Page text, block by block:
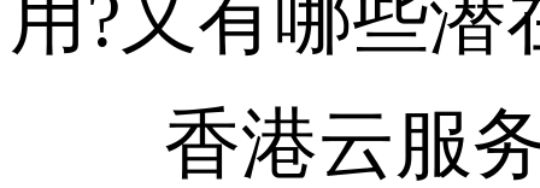
用?又有哪些潜
香港云服务